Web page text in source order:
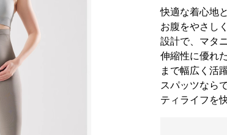
快適な着心地
お腹をやさし
設計で、マタ
伸縮性に優れ
まで幅広く活躍
スパッツなら
ティライフを